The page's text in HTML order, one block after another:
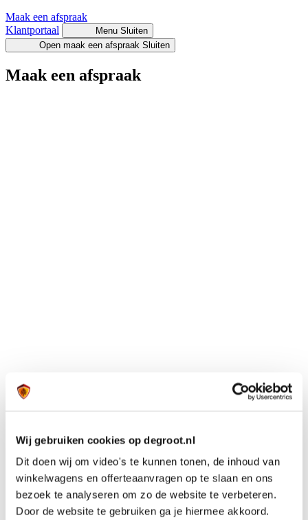
Wij gebruiken cookies op degroot.nl
Dit doen wij om video's te kunnen tonen, de inhoud van
winkelwagens en offerteaanvragen op te slaan en ons
bezoek te analyseren om zo de website te verbeteren.
Door de website te gebruiken ga je hiermee akkoord.
Maak een afspraak
Klantportaal
Menu Sluiten
Open maak een afspraak Sluiten
Maak een afspraak